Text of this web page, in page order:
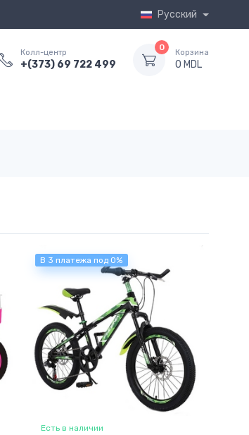
Русский
Колл-центр
+(373) 69 722 499
0
Корзина
0 MDL
В 3 платежа под 0%
Есть в наличии